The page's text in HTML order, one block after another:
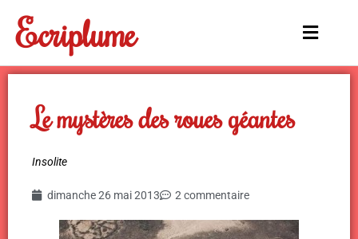
contenu
Ecriplume
Main
Le mystères des roues géantes
Insolite
dimanche 26 mai 2013 2 commentaire